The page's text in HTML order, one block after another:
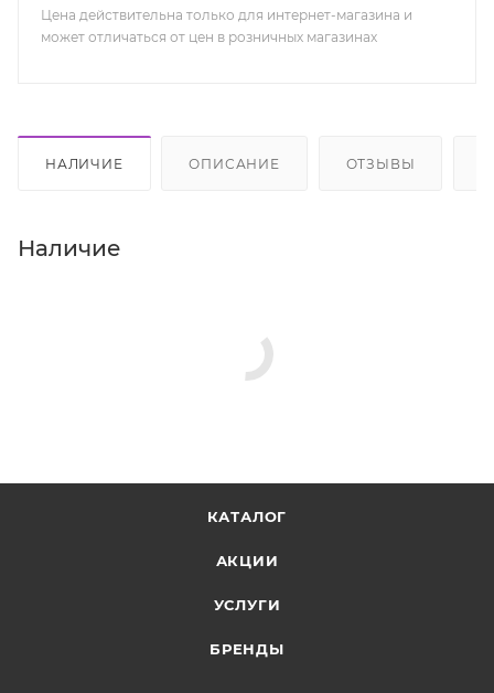
Цена действительна только для интернет-магазина и
может отличаться от цен в розничных магазинах
НАЛИЧИЕ ОПИСАНИЕ ОТЗЫВЫ
Наличие
КАТАЛОГ
АКЦИИ
УСЛУГИ
БРЕНДЫ